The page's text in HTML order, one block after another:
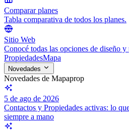
Comparar planes
Tabla comparativa de todos los planes.
Sitio Web
Conocé todas las opciones de diseño y
PropiedadesMapa
Novedades
Novedades de Mapaprop
5 de ago de 2026
Contactos y Propiedades activas: lo
siempre a mano